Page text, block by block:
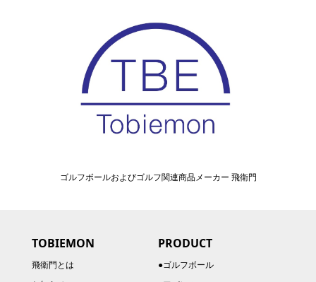
ゴルフボールおよびゴルフ関連商品メーカー 飛衛門
TOBIEMON
飛衛門とは
PRODUCT
●ゴルフボール